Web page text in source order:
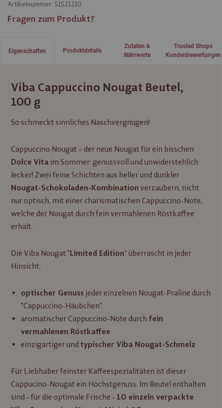
Artikelnummer: 51521210
Fragen zum Produkt?
Eigenschaften
Viba Cappuccino Nougat Beutel,
100 g
So schmeckt sinnliches Naschvergnügen!
Cappuccino Nougat – der neue Nougat für ein bisschen
Dolce Vita im Sommer: genussvoll und unwiderstehlich
lecker! Zwei feine Schichten aus heller und dunkler
Nougat-Schokoladen-Kombination verzaubern, nicht
nur optisch, mit einer charismatischen Cappuccino-Note,
welche der Nougat durch fein vermahlenen Röstkaffee
erhält.
Die Viba Nougat " Limited Edition" überrascht in jeder
Hinsicht:
optischer Genuss jeder einzelnen Nougat-Praline durch
"Cappuccino-Häubchen"
aromatischer Cappuccino-Note durchfein
vermahlenen Röstkaffee
einzigartiger undtypischer Viba Nougat-Schmelz
Für Liebhaber feinster Kaffeespezialitäten ist dieser
Cappucino-Nougat ein Höchstgenuss. Im Beutel enthalten
sind - für die optimale Frische - 10 einzeln verpackte
Produktdetails
Zutaten &
Nährwerte
Trusted Shops
Kundenbewertungen